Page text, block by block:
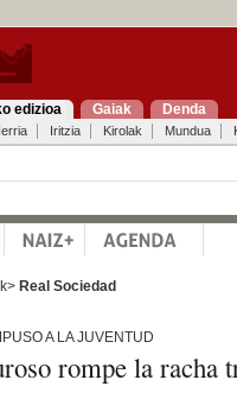
edizioa Gaiak Denda
Iritzia Kirolak Mundua
Real Sociedad
A LA JUVENTUD
rompe la racha